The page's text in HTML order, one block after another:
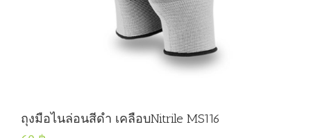
ถุงมือไนล่อนสีดำ เคลือบNitrile MS116